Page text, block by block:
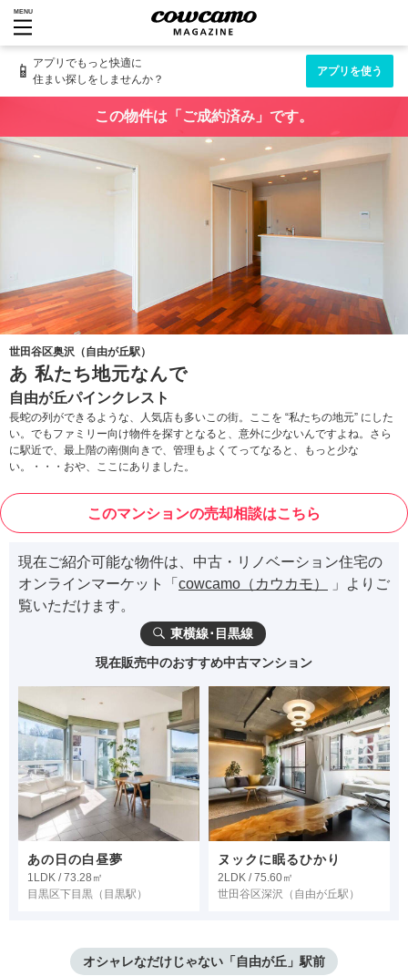
MENU
📱 アプリでもっと快適に
住まい探しをしませんか？
アプリを使う
この物件は「ご成約済み」です。
世田谷区奥沢（自由が丘駅）
あ 私たち地元なんで
自由が丘パインクレスト
長蛇の列ができるような、人気店も多いこの街。ここを “私たちの地元” にした
い。でもファミリー向け物件を探すとなると、意外に少ないんですよね。さら
に駅近で、最上階の南側向きで、管理もよくてってなると、もっと少な
い。・・・おや、ここにありました。
このマンションの売却相談はこちら
現在ご紹介可能な物件は、中古・リノベーション住宅の
オンラインマーケット「 cowcamo（カウカモ）
」よりご
覧いただけます。
東横線･目黒線
現在販売中のおすすめ中古マンション
あの日の白昼夢
1LDK / 73.28㎡
目黒区下目黒 （目黒駅）
ヌックに眠るひかり
2LDK / 75.60㎡
世田谷区深沢 （自由が丘駅）
オシャレなだけじゃない「自由が丘」駅前